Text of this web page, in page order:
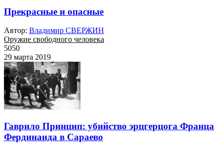
Прекрасные и опасные
Автор: Владимир СВЕРЖИН
Оружие свободного человека
5050
29 марта 2019
Гаврило Принцип: убийство эрцгерцога Франца
Фердинанда в Сараево